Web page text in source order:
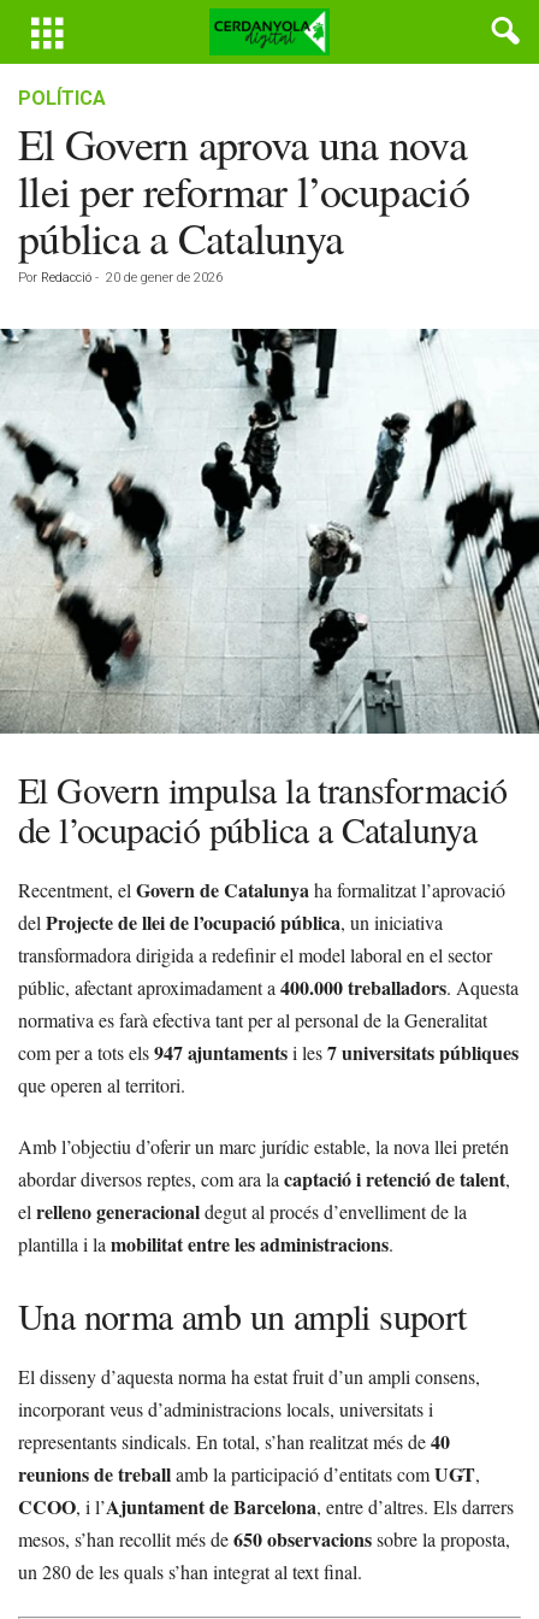
POLÍTICA
El Govern aprova una nova
llei per reformar l’ocupació
pública a Catalunya
Por Redacció - 20 de gener de 2026
El Govern impulsa la transformació
de l’ocupació pública a Catalunya
Recentment, el Govern de Catalunyaha formalitzat l’aprovació
del Projecte de llei de l’ocupació pública, un iniciativa
transformadora dirigida a redefinir el model laboral en el sector
públic, afectant aproximadament a 400.000 treballadors. Aquesta
normativa es farà efectiva tant per al personal de la Generalitat
com per a tots els947 ajuntamentsi les7 universitats públiques
que operen al territori.
Amb l’objectiu d’oferir un marc jurídic estable, la nova llei pretén
abordar diversos reptes, com ara la captació i retenció de talent,
el relleno generacionaldegut al procés d’envelliment de la
plantilla i la mobilitat entre les administracions.
Una norma amb un ampli suport
El disseny d’aquesta norma ha estat fruit d’un ampli consens,
incorporant veus d’administracions locals, universitats i
representants sindicals. En total, s’han realitzat més de40
reunions de treballamb la participació d’entitats comUGT,
CCOO, i l’Ajuntament de Barcelona, entre d’altres. Els darrers
mesos, s’han recollit més de650 observacionssobre la proposta,
un 280 de les quals s’han integrat al text final.